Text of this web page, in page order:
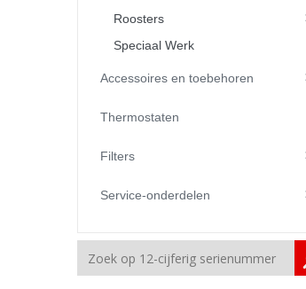
Roosters
Speciaal Werk
Accessoires en toebehoren
Thermostaten
Filters
Service-onderdelen